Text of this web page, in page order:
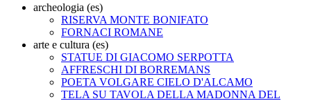
archeologia (es)
RISERVA MONTE BONIFATO
FORNACI ROMANE
arte e cultura (es)
STATUE DI GIACOMO SERPOTTA
AFFRESCHI DI BORREMANS
POETA VOLGARE CIELO D'ALCAMO
TELA SU TAVOLA DELLA MADONNA DEL